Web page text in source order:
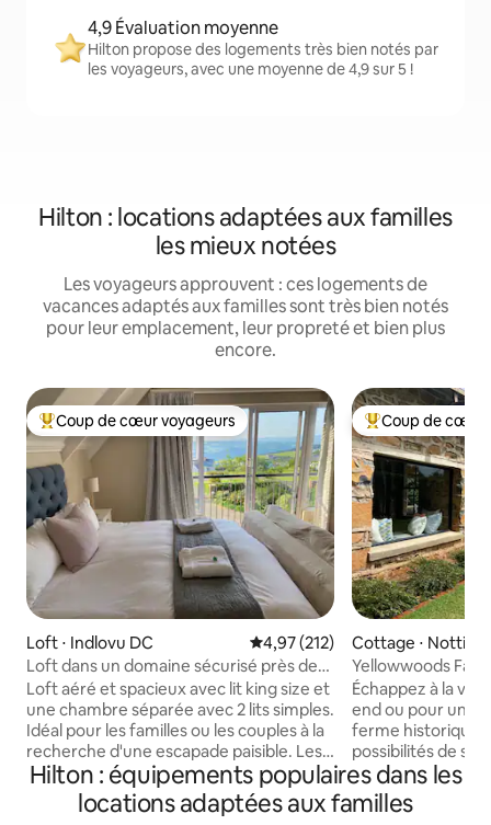
4,9 Évaluation moyenne
Hilton propose des logements très bien notés par
les voyageurs, avec une moyenne de 4,9 sur 5 !
Hilton : locations adaptées aux familles
les mieux notées
Les voyageurs approuvent : ces logements de
vacances adaptés aux familles sont très bien notés
pour leur emplacement, leur propreté et bien plus
encore.
Coups de cœur voyageurs les plus appréciés
Coup de cœur voyageurs
Loft ⋅ Indlovu DC Évaluation moyenne sur la
4,97 (212)
Loft dans un domaine sécurisé près de
Hilton College
Loft aéré et spacieux avec lit king size et
une chambre séparée avec 2 lits simples.
Idéal pour les familles ou les couples à la
recherche d'une escapade paisible. Les
enfants séjournent gratuitement.
Réduction pour les retraités disponible.
Situé dans un beau domaine sécurisé à
Coups de cœur
Coup de cœur
Cottage ⋅
Yellowwoods
2 chambres
Échappez à la vie
end ou pour un
ferme historique
possibilités de se
les Midlands du
aimons à penser
meilleur des deux
Hilton : équipements populaires dans les
locations adaptées aux familles